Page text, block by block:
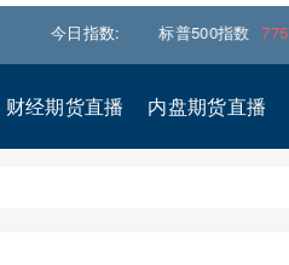
今日指数:标普500指数 7757.6401
财经期货直播 内盘期货直播